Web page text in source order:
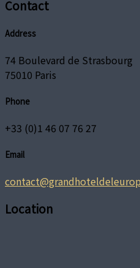
Contact
Address
74 Boulevard de Strasbourg
75010 Paris
Phone
+33 (0)1 46 07 76 27
Email
Location